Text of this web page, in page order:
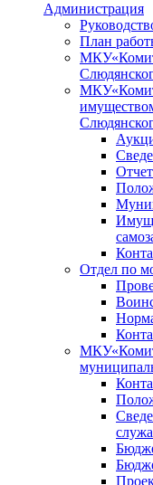
Администрация
План
Отдел по